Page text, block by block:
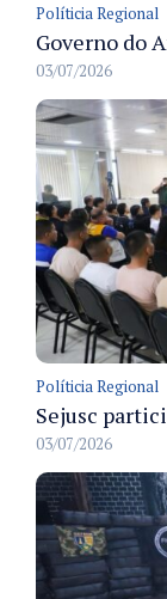
Políticia Regional
03/07/2026
Políticia Regional
03/07/2026